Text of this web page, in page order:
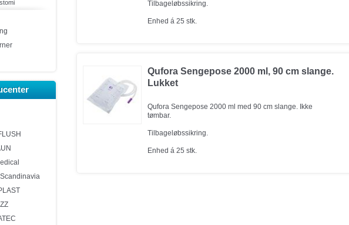
Tilbageløbssikring.
Enhed á 25 stk.
Qufora Sengepose 2000 ml, 90 cm slange.
Lukket
Qufora Sengepose 2000 ml med 90 cm slange. Ikke
tømbar.
Tilbageløbssikring.
Enhed á 25 stk.